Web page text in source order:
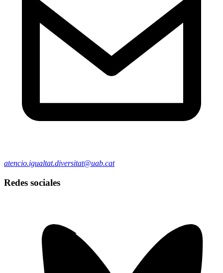
atencio.igualtat.diversitat@uab.cat
Redes sociales